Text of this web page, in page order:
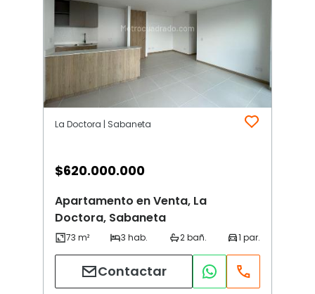
La Doctora | Sabaneta
$620.000.000
Apartamento en Venta, La
Doctora, Sabaneta
Contactar